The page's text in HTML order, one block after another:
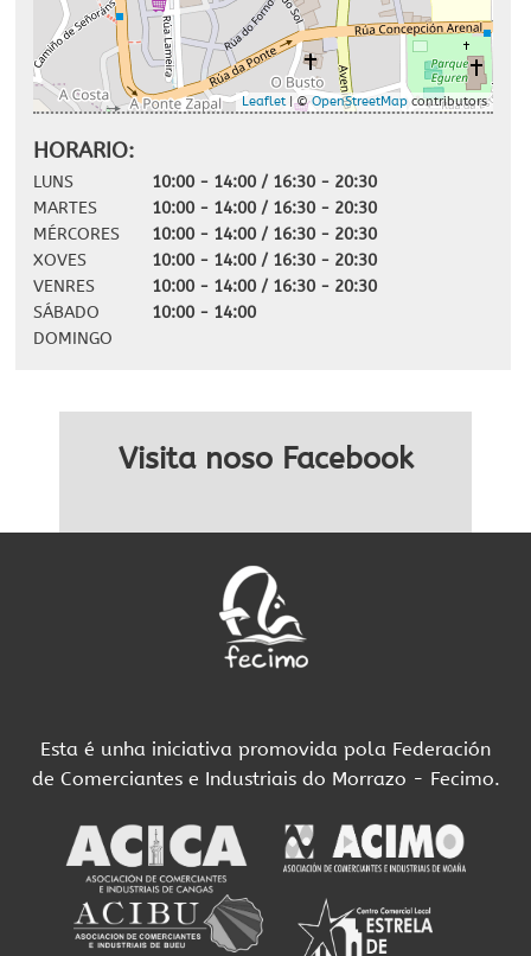
Leaflet | ©OpenStreetMap contributors
HORARIO:
LUNS
10:00 - 14:00 / 16:30 - 20:30
MARTES
10:00 - 14:00 / 16:30 - 20:30
MÉRCORES
10:00 - 14:00 / 16:30 - 20:30
XOVES
10:00 - 14:00 / 16:30 - 20:30
VENRES
10:00 - 14:00 / 16:30 - 20:30
SÁBADO
10:00 - 14:00
DOMINGO
Visita noso Facebook
Esta é unha iniciativa promovida pola Federación
de Comerciantes e Industriais do Morrazo - Fecimo.